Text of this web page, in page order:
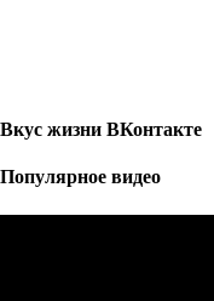
Вкус жизни ВКонтакте
Популярное видео